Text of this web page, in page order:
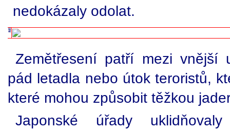
nedokázaly odolat.
Zemětřesení patří mezi vnější
pád letadla nebo útok teroristů,
které mohou způsobit těžkou
Japonské úřady